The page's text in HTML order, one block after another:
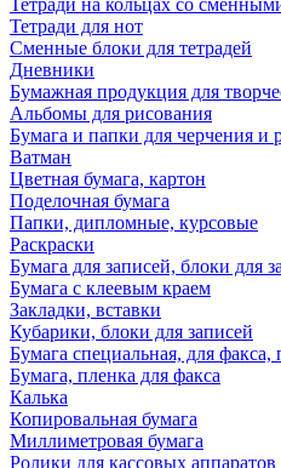
Тетради на кольцах со
Тетради для нот
Сменные блоки для тетрадей
Дневники
Бумажная продукция для
Альбомы для рисования
Бумага и папки для черчения и
Ватман
Цветная бумага, картон
Поделочная бумага
Папки, дипломные, курсовые
Раскраски
Бумага для записей, блоки для
Бумага с клеевым краем
Закладки, вставки
Кубарики, блоки для записей
Бумага специальная, для
Бумага, пленка для факса
Калька
Копировальная бумага
Миллиметровая бумага
Ролики для кассовых аппаратов